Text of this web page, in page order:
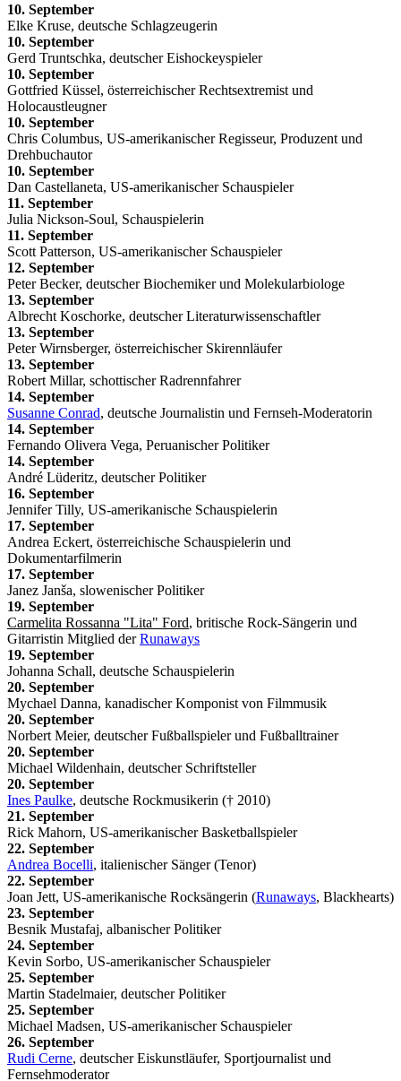
10. September
Elke Kruse, deutsche Schlagzeugerin
10. September
Gerd Truntschka, deutscher Eishockeyspieler
10. September
Gottfried Küssel, österreichischer Rechtsextremist und
Holocaustleugner
10. September
Chris Columbus, US-amerikanischer Regisseur, Produzent und
Drehbuchautor
10. September
Dan Castellaneta, US-amerikanischer Schauspieler
11. September
Julia Nickson-Soul, Schauspielerin
11. September
Scott Patterson, US-amerikanischer Schauspieler
12. September
Peter Becker, deutscher Biochemiker und Molekularbiologe
13. September
Albrecht Koschorke, deutscher Literaturwissenschaftler
13. September
Peter Wirnsberger, österreichischer Skirennläufer
13. September
Robert Millar, schottischer Radrennfahrer
14. September
Susanne Conrad, deutsche Journalistin und Fernseh-Moderatorin
14. September
Fernando Olivera Vega, Peruanischer Politiker
14. September
André Lüderitz, deutscher Politiker
16. September
Jennifer Tilly, US-amerikanische Schauspielerin
17. September
Andrea Eckert, österreichische Schauspielerin und
Dokumentarfilmerin
17. September
Janez Janša, slowenischer Politiker
19. September
Carmelita Rossanna "Lita" Ford, britische Rock-Sängerin und
Gitarristin Mitglied derRunaways
19. September
Johanna Schall, deutsche Schauspielerin
20. September
Mychael Danna, kanadischer Komponist von Filmmusik
20. September
Norbert Meier, deutscher Fußballspieler und Fußballtrainer
20. September
Michael Wildenhain, deutscher Schriftsteller
20. September
Ines Paulke, deutsche Rockmusikerin († 2010)
21. September
Rick Mahorn, US-amerikanischer Basketballspieler
22. September
Andrea Bocelli, italienischer Sänger (Tenor)
22. September
Joan Jett, US-amerikanische Rocksängerin (Runaways, Blackhearts)
23. September
Besnik Mustafaj, albanischer Politiker
24. September
Kevin Sorbo, US-amerikanischer Schauspieler
25. September
Martin Stadelmaier, deutscher Politiker
25. September
Michael Madsen, US-amerikanischer Schauspieler
26. September
Rudi Cerne, deutscher Eiskunstläufer, Sportjournalist und
Fernsehmoderator